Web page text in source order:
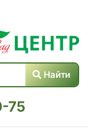
Найти
75